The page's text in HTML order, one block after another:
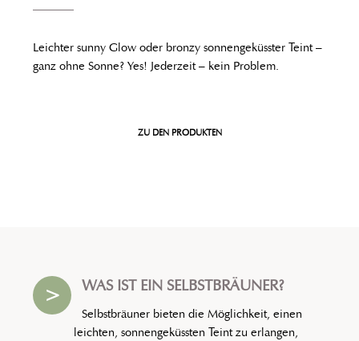
Leichter sunny Glow oder bronzy sonnengeküsster Teint –
ganz ohne Sonne? Yes! Jederzeit – kein Problem.
ZU DEN PRODUKTEN
> WAS IST EIN SELBSTBRÄUNER?
Selbstbräuner bieten die Möglichkeit, einen
leichten, sonnengeküssten Teint zu erlangen,